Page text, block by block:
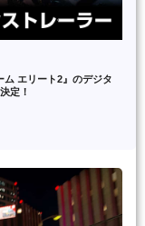
エリート2』のデジタ
定！